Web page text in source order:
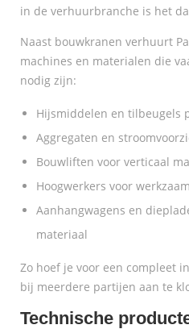
in de verhuurbranche is het
Naast bouwkranen verhuurt
machines en materialen die
nodig zijn:
Hijsmiddelen en tilbeugels
Aggregaten en
Bouwliften voor verticaal
Hoogwerkers voor
Aanhangwagens en
materiaal
Zo hoef je voor een compleet
bij meerdere partijen aan te
Technische